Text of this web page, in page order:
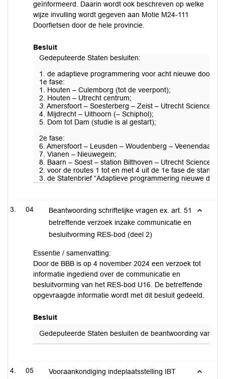
geïnformeerd. Daarin wordt ook beschreven op welke
wijze invulling wordt gegeven aan Motie M24-111
Doorfietsen door de hele provincie.
Besluit
Gedeputeerde Staten besluiten:
1. de adaptieve programmering voor acht nieuwe
1e fase:
1. Houten – Culemborg (tot de veerpont);
2. Houten – Utrecht centrum;
3. Amersfoort – Soesterberg – Zeist – Utrecht Science
4. Mijdrecht – Uithoorn (– Schiphol);
5. Dom tot Dam (studie is al gestart);
2e fase:
6. Amersfoort – Leusden – Woudenberg – Veenendaal;
7. Vianen – Nieuwegein;
8. Baarn – Soest – station Bilthoven – Utrecht Science
2. voor de routes 1 tot en met 4 uit de 1e fase de
3. de Statenbrief “Adaptieve programmering nieuwe
04
Beantwoording schriftelijke vragen ex. art. 51
betreffende verzoek inzake communicatie en
besluitvorming RES-bod (deel 2)
Essentie / samenvatting:
Door de BBB is op 4 november 2024 een verzoek tot
informatie ingediend over de communicatie en
besluitvorming van het RES-bod U16. De betreffende
opgevraagde informatie wordt met dit besluit gedeeld.
Besluit
Gedeputeerde Staten besluiten de beantwoording van
05
Vooraankondiging indeplaatsstelling IBT